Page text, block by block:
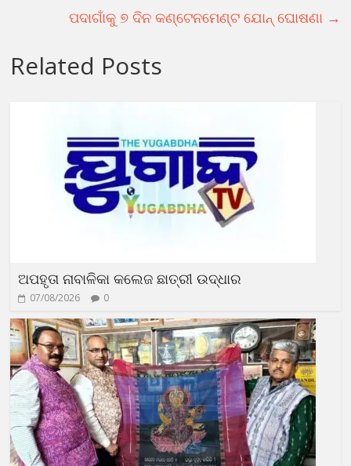
ପଦାଗାଁକୁ ୭ ଦିନ କଣ୍ଟେନମେଣ୍ଟ ଯୋନ୍ ଘୋଷଣା →
Related Posts
ଅପହୃତା ନାବାଳିକା କଲେଜ ଛାତ୍ରୀ ଉଦ୍ଧାର
07/08/2026 0